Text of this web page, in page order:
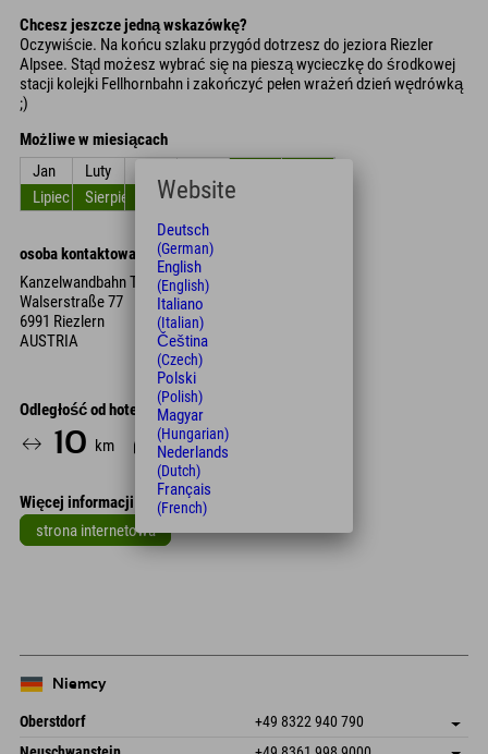
Chcesz jeszcze jedną wskazówkę?
Oczywiście. Na końcu szlaku przygód dotrzesz do jeziora Riezler
Alpsee. Stąd możesz wybrać się na pieszą wycieczkę do środkowej
stacji kolejki Fellhornbahn i zakończyć pełen wrażeń dzień wędrówką
;)
Możliwe w miesiącach
Jan
Luty
Lipiec
Sierpień WrzesieńPaździernik
osoba kontaktowa
Kanzelwandbahn Talstation
Walserstraße 77
6991 Riezlern
AUSTRIA
Odległość od hotelu
10 km 14 Min.
Więcej informacji
strona internetowa
Niemcy
Oberstdorf +49 8322 940 790
An der Breitach 3
Zapisz adres
Website
Deutsch
(German)
English
(English)
Italiano
(Italian)
Čeština
(Czech)
Polski
(Polish)
Magyar
(Hungarian)
Nederlands
(Dutch)
Français
(French)